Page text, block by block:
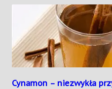
Cynamon – niezwykła